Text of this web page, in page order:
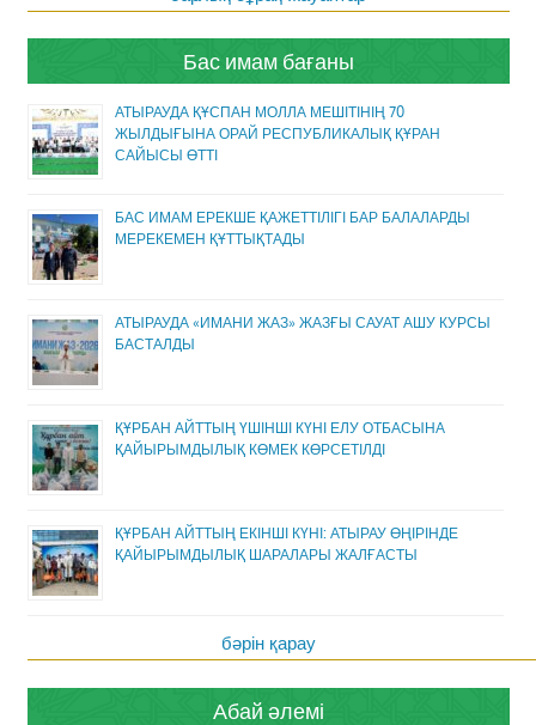
Бас имам бағаны
АТЫРАУДА ҚҰСПАН МОЛЛА МЕШІТІНІҢ 70
ЖЫЛДЫҒЫНА ОРАЙ РЕСПУБЛИКАЛЫҚ ҚҰРАН
САЙЫСЫ ӨТТІ
БАС ИМАМ ЕРЕКШЕ ҚАЖЕТТІЛІГІ БАР БАЛАЛАРДЫ
МЕРЕКЕМЕН ҚҰТТЫҚТАДЫ
АТЫРАУДА «ИМАНИ ЖАЗ» ЖАЗҒЫ САУАТ АШУ КУРСЫ
БАСТАЛДЫ
ҚҰРБАН АЙТТЫҢ ҮШІНШІ КҮНІ ЕЛУ ОТБАСЫНА
ҚАЙЫРЫМДЫЛЫҚ КӨМЕК КӨРСЕТІЛДІ
ҚҰРБАН АЙТТЫҢ ЕКІНШІ КҮНІ: АТЫРАУ ӨҢІРІНДЕ
ҚАЙЫРЫМДЫЛЫҚ ШАРАЛАРЫ ЖАЛҒАСТЫ
бәрін қарау
Абай әлемі